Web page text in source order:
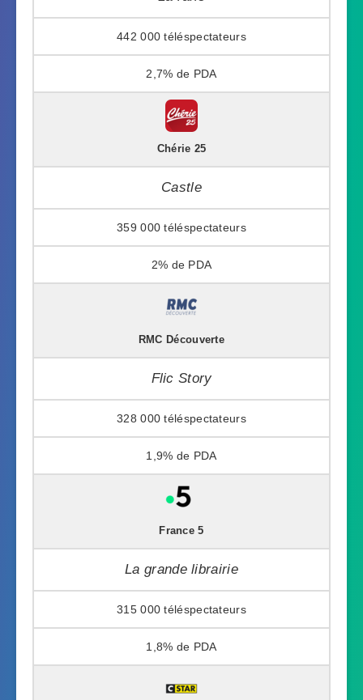
442 000
2,7%
Chérie 25
Castle
359 000
2%
RMC Découverte
Flic Story
328 000
1,9%
France 5
La grande librairie
315 000
1,8%